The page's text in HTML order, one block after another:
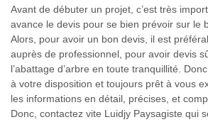
Avant de débuter un projet, c’est très
avance le devis pour se bien prévoir sur le
Alors, pour avoir un bon devis, il est
auprès de professionnel, pour avoir devis
l’abattage d’arbre en toute tranquillité.
à votre disposition et toujours prêt à vous
les informations en détail, précises, et
Donc, contactez vite Luidjy Paysagiste qui